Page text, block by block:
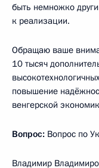
быть немножко
к реализации.
Обращаю ваше
10 тысяч
повышение
венгерской
Вопрос: Вопрос по
Владимир